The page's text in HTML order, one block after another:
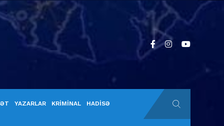
YAZARLAR KRİMİNAL HADİSƏ